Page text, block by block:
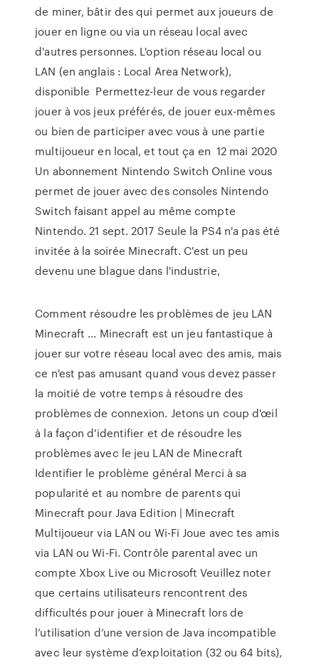
de miner, bâtir des qui permet aux joueurs de
jouer en ligne ou via un réseau local avec
d'autres personnes. L'option réseau local ou
LAN (en anglais : Local Area Network),
disponible Permettez-leur de vous regarder
jouer à vos jeux préférés, de jouer eux-mêmes
ou bien de participer avec vous à une partie
multijoueur en local, et tout ça en 12 mai 2020
Un abonnement Nintendo Switch Online vous
permet de jouer avec des consoles Nintendo
Switch faisant appel au même compte
Nintendo. 21 sept. 2017 Seule la PS4 n'a pas été
invitée à la soirée Minecraft. C'est un peu
devenu une blague dans l'industrie,
Comment résoudre les problèmes de jeu LAN
Minecraft ... Minecraft est un jeu fantastique à
jouer sur votre réseau local avec des amis, mais
ce n'est pas amusant quand vous devez passer
la moitié de votre temps à résoudre des
problèmes de connexion. Jetons un coup d'œil
à la façon d'identifier et de résoudre les
problèmes avec le jeu LAN de Minecraft
Identifier le problème général Merci à sa
popularité et au nombre de parents qui
Minecraft pour Java Edition | Minecraft
Multijoueur via LAN ou Wi-Fi Joue avec tes amis
via LAN ou Wi-Fi. Contrôle parental avec un
compte Xbox Live ou Microsoft Veuillez noter
que certains utilisateurs rencontrent des
difficultés pour jouer à Minecraft lors de
l’utilisation d’une version de Java incompatible
avec leur système d’exploitation (32 ou 64 bits),